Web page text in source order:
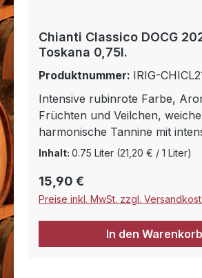
Chianti Classico DOCG
Toskana 0,75l.
Produktnummer: IRIG-
Intensive rubinrote Farbe,
Früchten und Veilchen, weiche
harmonische Tannine mit intensiv
Abgang. Entspricht angenehm
Inhalt: 0.75 Liter (21,20 € / 1 Liter)
Regulärer Preis:
15,90 €
Preise inkl. MwSt. zzgl.
In den Warenkorb